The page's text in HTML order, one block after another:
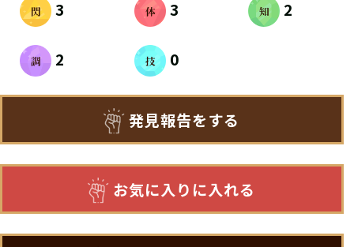
3 3 2
2 0
発見報告をする
お気に入りに入れる